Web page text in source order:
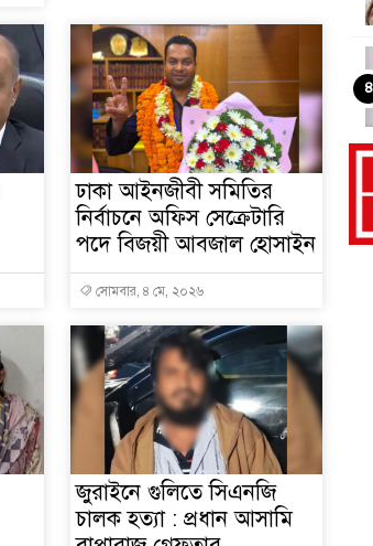
ঢাকা আইনজীবী সমিতির
নির্বাচনে অফিস সেক্রেটারি
পদে বিজয়ী আবজাল হোসাইন
সোমবার, ৪ মে, ২০২৬
জুরাইনে গুলিতে সিএনজি
চালক হত্যা : প্রধান আসামি
৪
৫